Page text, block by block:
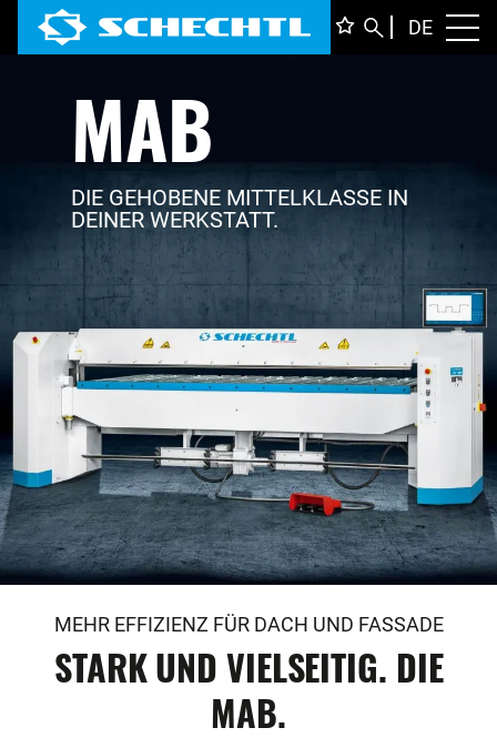
DE
MAB
DIE GEHOBENE MITTELKLASSE IN
DEINER WERKSTATT.
MEHR EFFIZIENZ FÜR DACH UND FASSADE
STARK UND VIELSEITIG. DIE
MAB.